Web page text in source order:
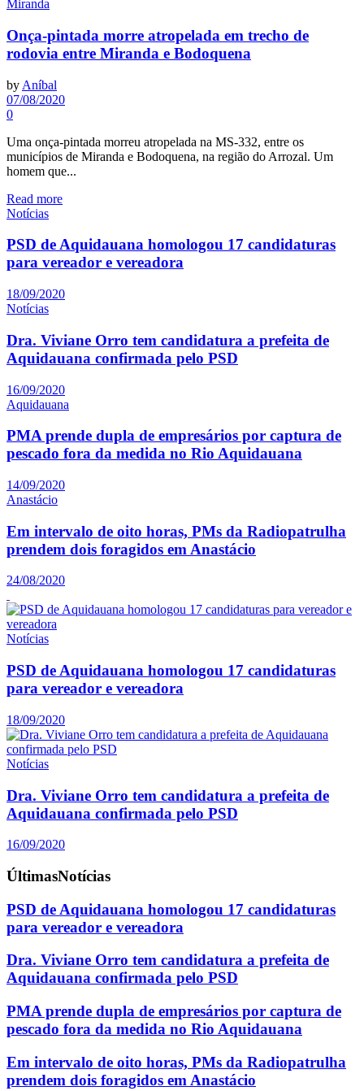
Miranda
Onça-pintada morre atropelada em trecho de
rodovia entre Miranda e Bodoquena
by Aníbal
07/08/2020
0
Uma onça-pintada morreu atropelada na MS-332, entre os
municípios de Miranda e Bodoquena, na região do Arrozal. Um
homem que...
Read more
Notícias
PSD de Aquidauana homologou 17 candidaturas
para vereador e vereadora
18/09/2020
Notícias
Dra. Viviane Orro tem candidatura a prefeita de
Aquidauana confirmada pelo PSD
16/09/2020
Aquidauana
PMA prende dupla de empresários por captura de
pescado fora da medida no Rio Aquidauana
14/09/2020
Anastácio
Em intervalo de oito horas, PMs da Radiopatrulha
prendem dois foragidos em Anastácio
24/08/2020
Notícias
PSD de Aquidauana homologou 17 candidaturas
para vereador e vereadora
18/09/2020
Notícias
Dra. Viviane Orro tem candidatura a prefeita de
Aquidauana confirmada pelo PSD
16/09/2020
ÚltimasNotícias
PSD de Aquidauana homologou 17 candidaturas
para vereador e vereadora
Dra. Viviane Orro tem candidatura a prefeita de
Aquidauana confirmada pelo PSD
PMA prende dupla de empresários por captura de
pescado fora da medida no Rio Aquidauana
Em intervalo de oito horas, PMs da Radiopatrulha
prendem dois foragidos em Anastácio